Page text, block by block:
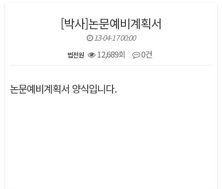
[박사]논문예비계획서
13-04-17 00:00
법전원 12,689회 0건
논문예비계획서 양식입니다.